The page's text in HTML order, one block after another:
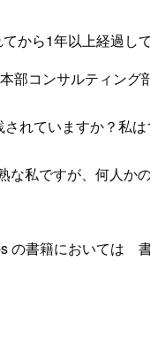
から1年以上経過し
部コンサルティング
れていますか？私
な私ですが、何人か
の書籍においては